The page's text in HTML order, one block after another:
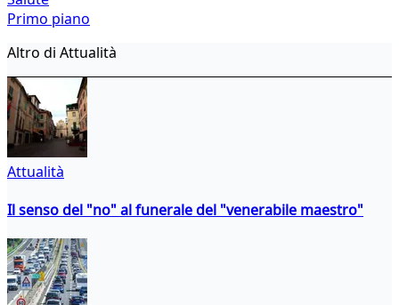
Primo piano
Altro di Attualità
Attualità
Il senso del "no" al funerale del "venerabile maestro"